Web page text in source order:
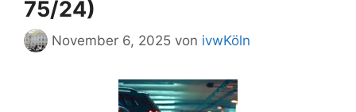
75/24)
November 6, 2025 von ivwKöln